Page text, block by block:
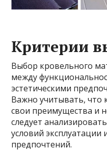
Критерии
Выбор кровельного
между
эстетическими
Важно учитывать, что
свои преимущества и
следует
условий эксплуатации
предпочтений.